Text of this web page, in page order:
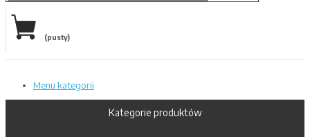
(pusty)
Menu kategorii
Kategorie produktów